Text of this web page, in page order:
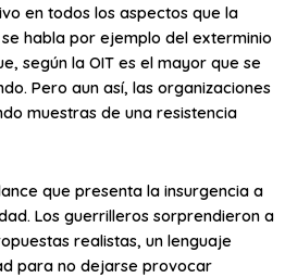
en todos los aspectos que la
habla por ejemplo del exterminio
según la OIT es el mayor que se
Pero aun así, las organizaciones
muestras de una resistencia
que presenta la insurgencia a
Los guerrilleros sorprendieron a
realistas, un lenguaje
para no dejarse provocar